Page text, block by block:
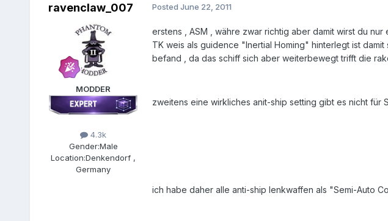
ravenclaw_007
MODDER
4.3k
Gender:Male
Location:Denkendorf ,
Germany
Posted June 22, 2011
erstens , ASM , währe zwar richtig aber damit wirst du
TK weis als guidence "Inertial Homing" hinterlegt ist
befand , da das schiff sich aber weiterbewegt trifft die
zweitens eine wirkliches anit-ship setting gibt es nicht für
ich habe daher alle anti-ship lenkwaffen als "Semi-Auto